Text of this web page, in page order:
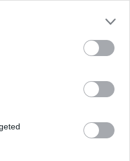
κατηγορία στα 800μ. ελ. με
(Παίδας) ήταν
του κατηγορία στα 1500μ.
και ήταν 8η (6η στην
(Παγκορασίδα
02:34.67 & 32.53
πετ. όπου με χρόνο 24.94
που φέτος αγωνίζεται
ΝΕΠ, είχε καλή παρουσία
ήταν 4η στον έναν και 6η